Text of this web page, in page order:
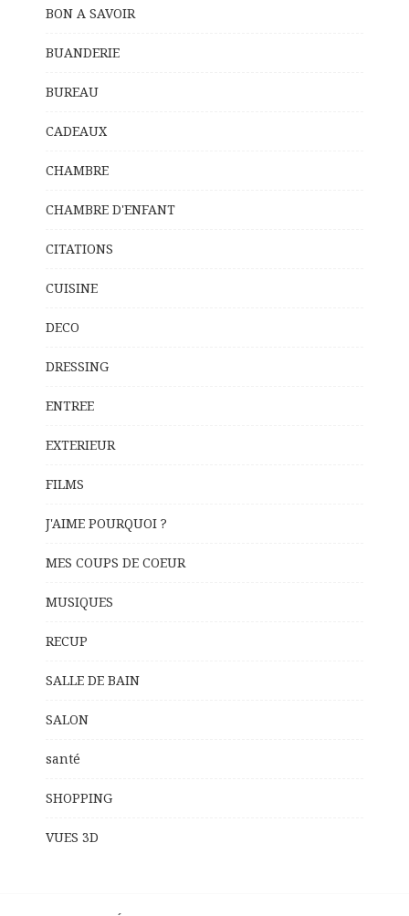
BON A SAVOIR
BUANDERIE
BUREAU
CADEAUX
CHAMBRE
CHAMBRE D'ENFANT
CITATIONS
CUISINE
DECO
DRESSING
ENTREE
EXTERIEUR
FILMS
J'AIME POURQUOI ?
MES COUPS DE COEUR
MUSIQUES
RECUP
SALLE DE BAIN
SALON
santé
SHOPPING
VUES 3D